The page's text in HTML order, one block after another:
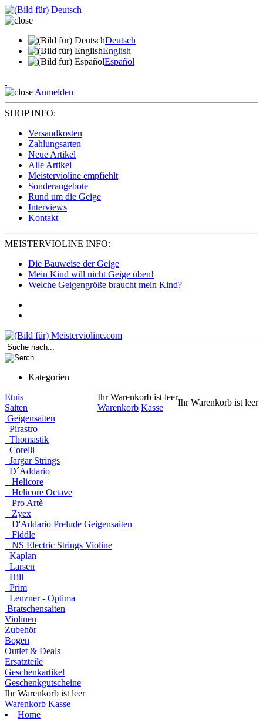
Deutsch
English
Español
Anmelden
SHOP INFO:
Versandkosten
Zahlungsarten
Neue Artikel
Alle Artikel
Meistervioline empfiehlt
Sonderangebote
Rund um die Geige
Interviews
Kontakt
MEISTERVIOLINE INFO:
Die Bauweise der Geige
Mein Kind will nicht Geige üben!
Welche Geigengröße braucht mein Kind?
Kategorien
Ihr Warenkorb ist leer
Warenkorb Kasse
Ihr Warenkorb ist leer
Etuis
Saiten
Geigensaiten
Pirastro
Thomastik
Corelli
Jargar Strings
D´Addario
Helicore
Helicore Octave
Pro Artè
Zyex
D'Addario Prelude Geigensaiten
Fiddle
NS Electric Strings Violine
Kaplan
Larsen
Hill
Prim
Lenzner - Optima
Bratschensaiten
Violinen
Zubehör
Bogen
Outlet & Deals
Ersatzteile
Geschenkartikel
Geschenkgutscheine
Ihr Warenkorb ist leer
Warenkorb Kasse
Home